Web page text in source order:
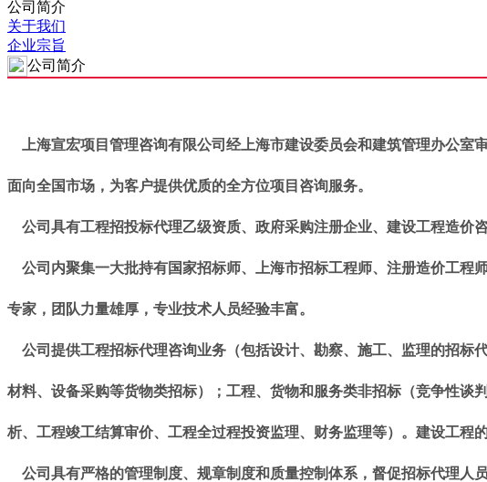
公司简介
关于我们
企业宗旨
公司简介
上海宣宏项目管理咨询有限公司经上海市建设委员会和建筑管理办公室
面向全国市场，为客户提供优质的全方位项目咨询服务。
公司具有工程招投标代理乙级资质、政府采购注册企业、建设工程造价
公司内聚集一大批持有国家招标师、上海市招标工程师、注册造价工程
专家，团队力量雄厚，专业技术人员经验丰富。
公司提供工程招标代理咨询业务（包括设计、勘察、施工、监理的招标
材料、设备采购等货物类招标）；工程、货物和服务类非招标（竞争性
析、工程竣工结算审价、工程全过程投资监理、财务监理等）。建设工程
公司具有严格的管理制度、规章制度和质量控制体系，督促招标代理人